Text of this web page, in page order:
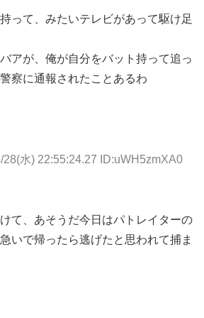
って、みたいテレビがあって駆け足
アが、俺が自分をバット持って追っ
察に通報されたことあるわ
28(水) 22:55:24.27 ID:uWH5zmXA0
て、あそうだ今日はパトレイターの
いで帰ったら逃げたと思われて捕ま